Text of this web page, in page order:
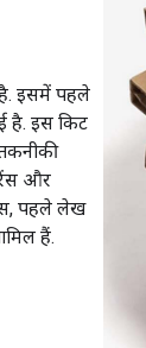
है. इसमें पहले
है. इस किट
और
पहले लेख
हैं.